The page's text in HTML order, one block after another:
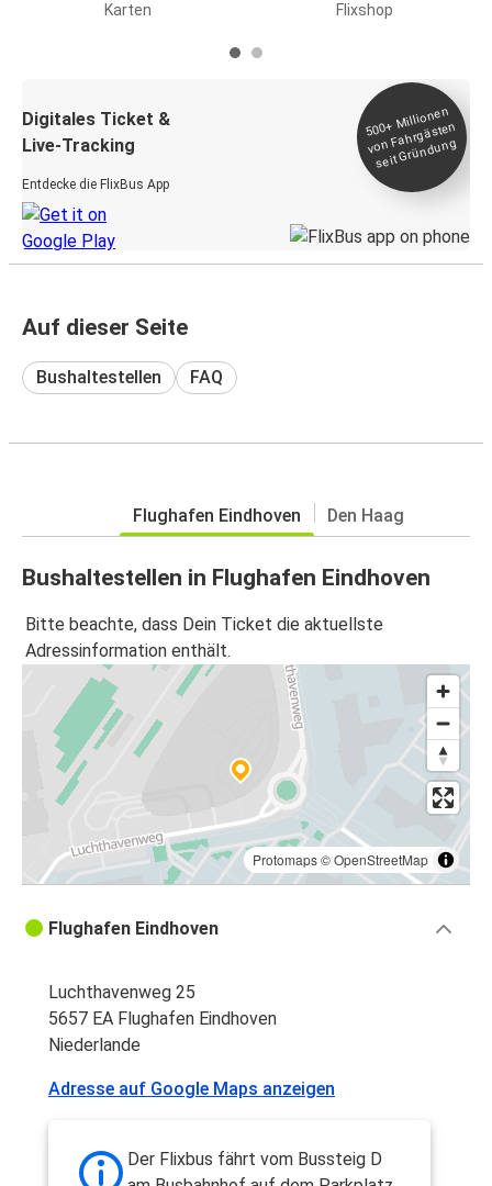
Karten
Flixshop
Digitales Ticket &
Live-Tracking
Entdecke die FlixBus App
500+
Millionen
von Fahrgästen
seit
Gründung
Auf dieser Seite
Bushaltestellen FAQ
Flughafen Eindhoven Den Haag
Bushaltestellen in Flughafen Eindhoven
Bitte beachte, dass Dein Ticket die aktuellste
Adressinformation enthält.
Protomaps©OpenStreetMap
Flughafen Eindhoven
Luchthavenweg 25
5657 EA Flughafen Eindhoven
Niederlande
Adresse auf Google Maps anzeigen
Der Flixbus fährt vom Bussteig D